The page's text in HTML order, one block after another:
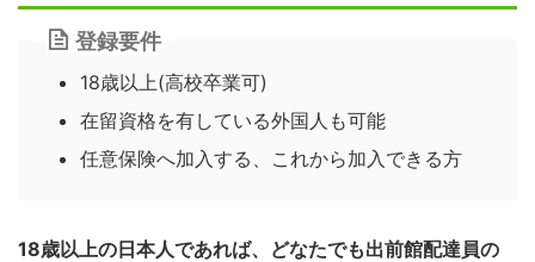
登録要件
18歳以上(高校卒業可)
在留資格を有している外国人も可能
任意保険へ加入する、これから加入できる方
18歳以上の日本人であれば、どなたでも出前館配達員の